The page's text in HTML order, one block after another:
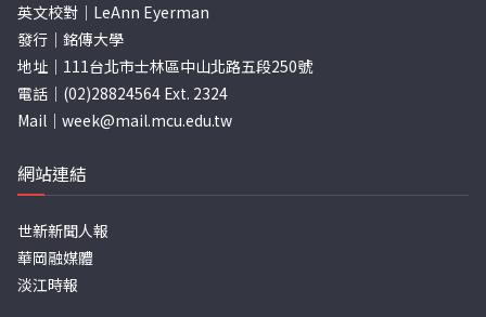
英文校對｜LeAnn Eyerman
發行｜銘傳大學
地址｜111台北市士林區中山北路五段250號
電話｜(02)28824564 Ext. 2324
Mail｜ week@mail.mcu.edu.tw
網站連結
世新新聞人報
華岡融媒體
淡江時報